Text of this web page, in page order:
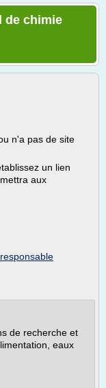
de chimie
n'a pas de site
un lien
aux
responsable
de recherche et
eaux